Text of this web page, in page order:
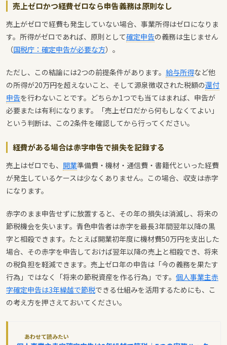
売上ゼロかつ経費ゼロなら申告義務は原則なし
売上がゼロで経費も発生していない場合、事業所得はゼロになりま
す。所得がゼロであれば、原則として確定申告の義務は生じません
（国税庁：確定申告が必要な方）。
ただし、この結論には2つの前提条件があります。 給与所得など他
の所得が20万円を超えないこと、そして源泉徴収された税額の還付
申告を行わないことです。どちらか1つでも当てはまれば、申告が
必要または有利になります。「売上ゼロだから何もしなくてよい」
という判断は、この2条件を確認してから行ってください。
経費がある場合は赤字申告で損失を記録する
売上はゼロでも、 開業準備費・機材・通信費・書籍代といった経費
が発生しているケースは少なくありません。この場合、収支は赤字
になります。
赤字のまま申告せずに放置すると、その年の損失は消滅し、将来の
節税機会を失います。青色申告者は赤字を最長3年間翌年以降の黒
字と相殺できます。たとえば開業初年度に機材費50万円を支出した
場合、その赤字を申告しておけば翌年以降の売上と相殺でき、将来
の税負担を軽減できます。売上ゼロ年の申告は「今の義務を果たす
行為」ではなく「将来の節税資産を作る行為」です。 個人事業主赤
字確定申告は3年繰越で節税できる仕組みを活用するためにも、こ
の考え方を押さえておいてください。
あわせて読みたい